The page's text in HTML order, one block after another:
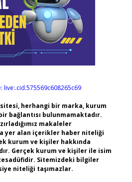
live:.cid.575569c608265c69
herhangi bir marka, kurum
bağlantısı bulunmamaktadır.
makaleler
yer alan içerikler haber niteliği
kurum ve kişiler hakkında
Gerçek kurum ve kişiler ile isim
Sitemizdeki bilgiler
niteliği taşımazlar.